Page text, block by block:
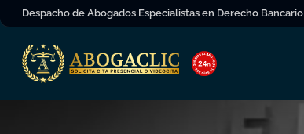
Despacho de Abogados Especialistas en Derecho Bancario